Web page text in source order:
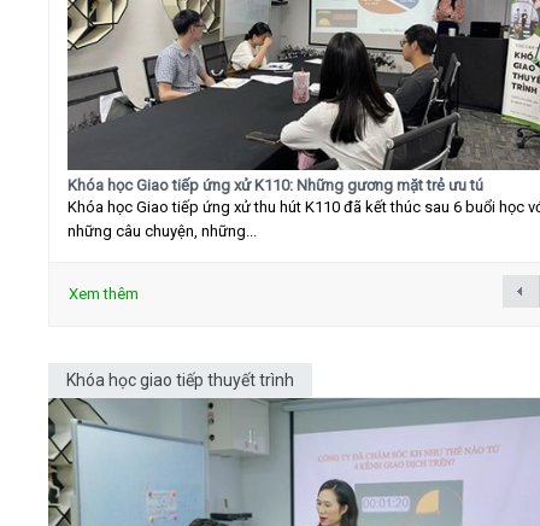
Khóa học Giao tiếp ứng xử K110: Những gương mặt trẻ ưu tú
Khóa học Giao tiếp ứng xử thu hút K110 đã kết thúc sau 6 buổi học
những câu chuyện, những...
Xem thêm
Khóa học giao tiếp thuyết trình